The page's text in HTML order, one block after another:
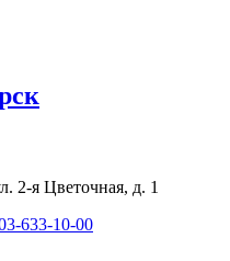
2-я Цветочная, д. 1
633-10-00